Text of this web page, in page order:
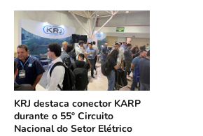
KRJ destaca conector KARP
durante o 55º Circuito
Nacional do Setor Elétrico